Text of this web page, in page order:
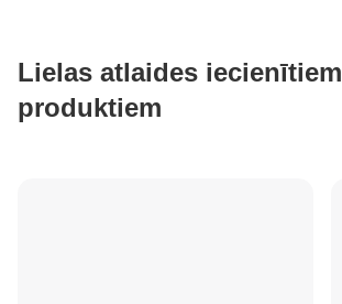
Lielas atlaides iecienītiem
produktiem